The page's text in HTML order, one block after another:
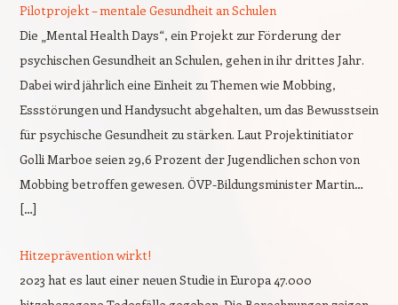
Pilotprojekt – mentale Gesundheit an Schulen
Die „Mental Health Days“, ein Projekt zur Förderung der
psychischen Gesundheit an Schulen, gehen in ihr drittes Jahr.
Dabei wird jährlich eine Einheit zu Themen wie Mobbing,
Essstörungen und Handysucht abgehalten, um das Bewusstsein
für psychische Gesundheit zu stärken. Laut Projektinitiator
Golli Marboe seien 29,6 Prozent der Jugendlichen schon von
Mobbing betroffen gewesen. ÖVP-Bildungsminister Martin…
[…]
Hitzeprävention wirkt!
2023 hat es laut einer neuen Studie in Europa 47.000